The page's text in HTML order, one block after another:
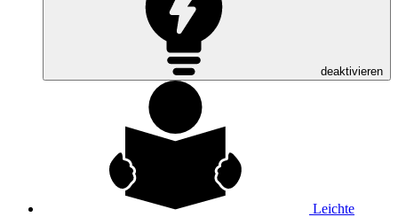
deaktivieren
Leichte